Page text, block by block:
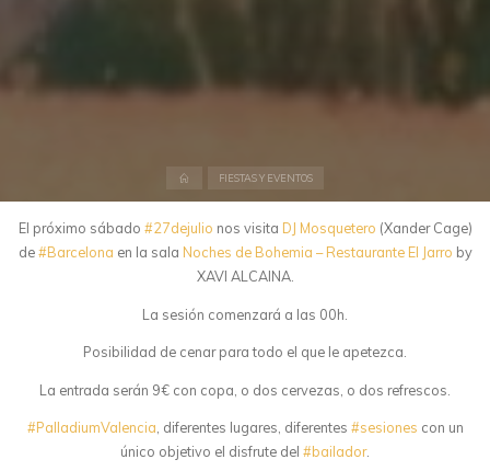
FIESTAS Y EVENTOS
El próximo sábado #27dejulio nos visita DJ Mosquetero (Xander Cage)
de#Barcelona en la sala Noches de Bohemia – Restaurante El Jarro by
XAVI ALCAINA.
La sesión comenzará a las 00h.
Posibilidad de cenar para todo el que le apetezca.
La entrada serán 9€ con copa, o dos cervezas, o dos refrescos.
#PalladiumValencia , diferentes lugares, diferentes #sesiones con un
único objetivo el disfrute del #bailador.